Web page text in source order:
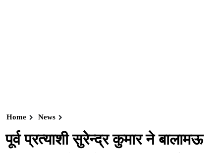
Home News
पूर्व प्रत्याशी सुरेन्द्र कुमार ने बालामऊ